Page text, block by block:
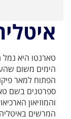
טארנטו היא נמל
הימים משום
הפתוח למאר
ספרטנים בשם
והמוזיאון
המרשים